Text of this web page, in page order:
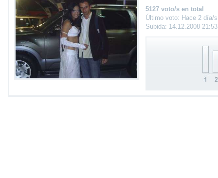
5127 voto/s en total
Último voto: Hace 2 día/s
Subida: 14.12.2008